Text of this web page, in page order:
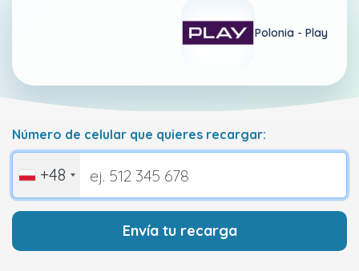
Polonia - Play
Número de celular que quieres recargar:
+48
Envía tu recarga